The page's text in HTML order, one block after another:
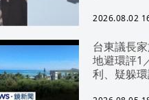
2026.08.02
台東議長
地避環評1
利、疑躲